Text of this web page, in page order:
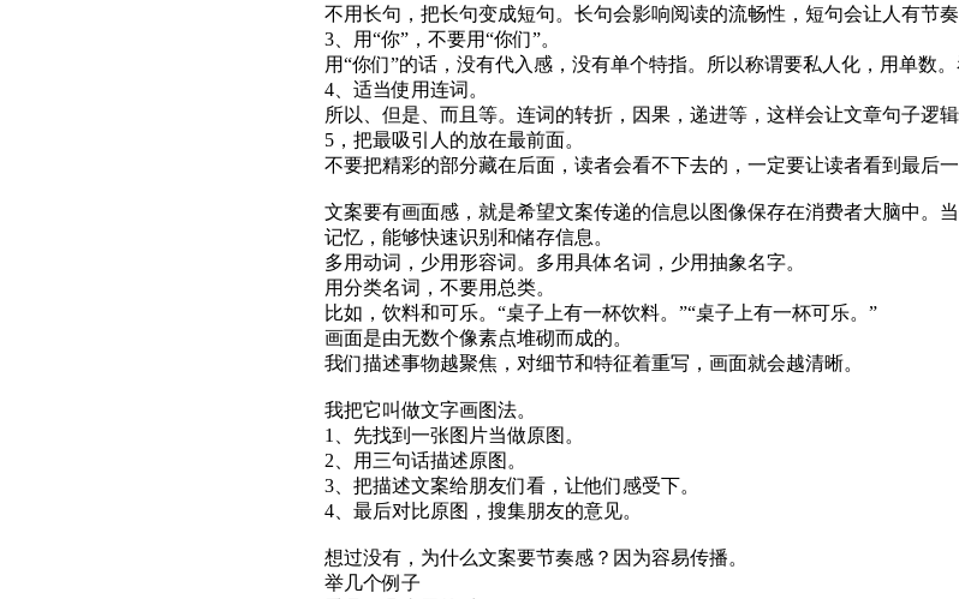
不用长句，把长句变成短句。长句会影响阅读的流畅性，短句会让人有节奏
3、用“你”，不要用“你们”。
用“你们”的话，没有代入感，没有单个特指。所以称谓要私人化，用单数
4、适当使用连词。
所以、但是、而且等。连词的转折，因果，递进等，这样会让文章句子逻
5，把最吸引人的放在最前面。
不要把精彩的部分藏在后面，读者会看不下去的，一定要让读者看到最后一
文案要有画面感，就是希望文案传递的信息以图像保存在消费者大脑中。
记忆，能够快速识别和储存信息。
多用动词，少用形容词。多用具体名词，少用抽象名字。
用分类名词，不要用总类。
比如，饮料和可乐。“桌子上有一杯饮料。”“桌子上有一杯可乐。”
画面是由无数个像素点堆砌而成的。
我们描述事物越聚焦，对细节和特征着重写，画面就会越清晰。
我把它叫做文字画图法。
1、先找到一张图片当做原图。
2、用三句话描述原图。
3、把描述文案给朋友们看，让他们感受下。
4、最后对比原图，搜集朋友的意见。
想过没有，为什么文案要节奏感？因为容易传播。
举几个例子